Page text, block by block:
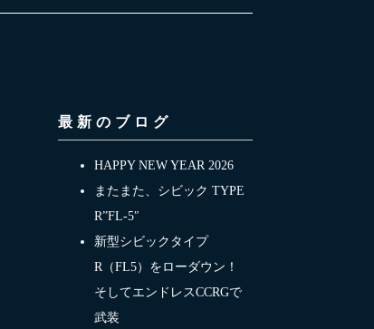
最新のブログ
HAPPY NEW YEAR 2026
またまた、シビック TYPE
R”FL-5″
新型シビックタイプ
R（FL5）をローダウン！
そしてエンドレスCCRGで
武装